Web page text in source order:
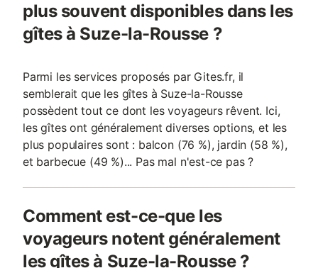
plus souvent disponibles dans les
gîtes à Suze-la-Rousse ?
Parmi les services proposés par Gites.fr, il
semblerait que les gîtes à Suze-la-Rousse
possèdent tout ce dont les voyageurs rêvent. Ici,
les gîtes ont généralement diverses options, et les
plus populaires sont : balcon (76 %), jardin (58 %),
et barbecue (49 %)... Pas mal n'est-ce pas ?
Comment est-ce-que les
voyageurs notent généralement
les gîtes à Suze-la-Rousse ?